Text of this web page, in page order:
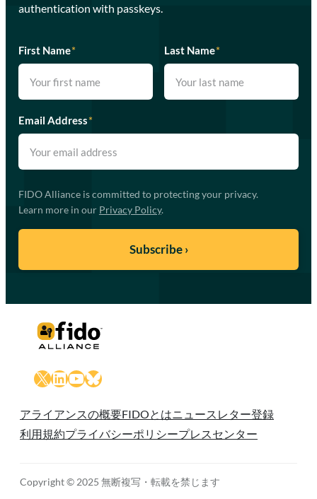
authentication with passkeys.
First Name* Last Name*
Email Address*
FIDO Alliance is committed to protecting your privacy.
Learn more in our Privacy Policy.
X LinkedIn
YouTube
Bluesky
アライアンスの概要FIDOとは ニュースレター登録
利用規約プライバシーポリシープレスセンター
Copyright © 2025 無断複写・転載を禁じます